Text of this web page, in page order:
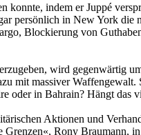
konnte, indem er Juppé
persönlich in New York
Blockierung von
wird gegenwärtig
mit massiver
in Bahrain? Hängt das
Aktionen und
Grenzen«, Rony